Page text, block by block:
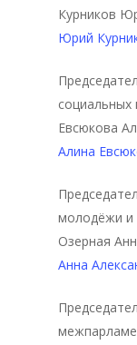
Курников
Юрий
Евсюкова
Алина
молодёжи и
Озерная
Анна